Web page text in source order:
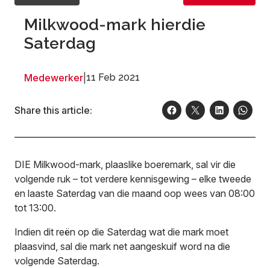
Milkwood-mark hierdie
Saterdag
Medewerker 11 Feb 2021
Share this article:
DIE Milkwood-mark, plaaslike boeremark, sal vir die
volgende ruk – tot verdere kennisgewing – elke tweede
en laaste Saterdag van die maand oop wees van 08:00
tot 13:00.
Indien dit reën op die Saterdag wat die mark moet
plaasvind, sal die mark net aangeskuif word na die
volgende Saterdag.